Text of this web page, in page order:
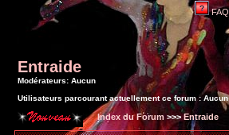
FAQ
Entraide
Modérateurs: Aucun
Utilisateurs parcourant actuellement ce forum : Aucun
Index du Forum >>>Entraide